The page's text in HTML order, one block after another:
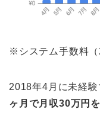
※システム手数料（
2018年4月に未経験
ヶ月で月収30万円